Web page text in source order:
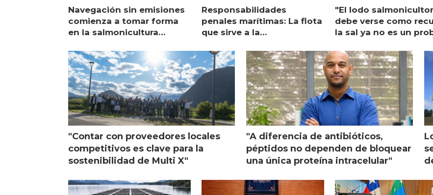
Navegación sin emisiones
comienza a tomar forma
en la salmonicultura
Responsabilidades
penales marítimas: La flota
que sirve a la
visión
"El lodo salmonicultor
debe verse como
la sal ya no es un
"Contar con proveedores locales
competitivos es clave para la
sostenibilidad de Multi X"
"A diferencia de antibióticos,
péptidos no dependen de bloquear
una única proteína intracelular"